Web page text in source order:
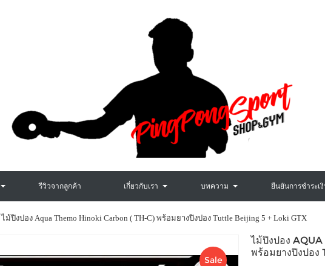
รีวิวจากลูกค้า เกี่ยวกับเรา บทความ ยืนยันการชำระเ
ไม้ปิงปอง Aqua Themo Hinoki Carbon ( TH-C) พร้อมยางปิงปอง Tuttle Beijing 5 + Loki GTX
Sale
ไม้ปิงปอง
พร้อมยางปิงปอง